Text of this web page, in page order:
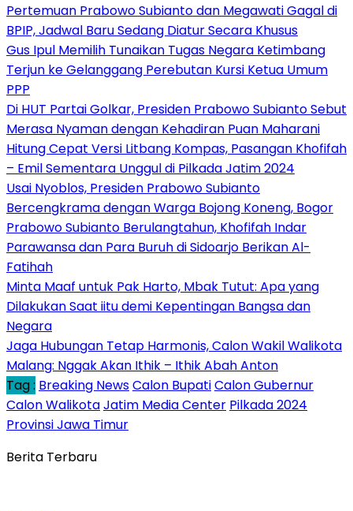
Pertemuan Prabowo Subianto dan Megawati Gagal di
BPIP, Jadwal Baru Sedang Diatur Secara Khusus
Gus Ipul Memilih Tunaikan Tugas Negara Ketimbang
Terjun ke Gelanggang Perebutan Kursi Ketua Umum
PPP
Di HUT Partai Golkar, Presiden Prabowo Subianto Sebut
Merasa Nyaman dengan Kehadiran Puan Maharani
Hitung Cepat Versi Litbang Kompas, Pasangan Khofifah
– Emil Sementara Unggul di Pilkada Jatim 2024
Usai Nyoblos, Presiden Prabowo Subianto
Bercengkrama dengan Warga Bojong Koneng, Bogor
Prabowo Subianto Berulangtahun, Khofifah Indar
Parawansa dan Para Buruh di Sidoarjo Berikan Al-
Fatihah
Minta Maaf untuk Pak Harto, Mbak Tutut: Apa yang
Dilakukan Saat iitu demi Kepentingan Bangsa dan
Negara
Jaga Hubungan Tetap Harmonis, Calon Wakil Walikota
Malang: Nggak Akan Ithik – Ithik Abah Anton
Tag : Breaking NewsCalon BupatiCalon Gubernur
Calon WalikotaJatim Media Center Pilkada 2024
Provinsi Jawa Timur
Berita Terbaru